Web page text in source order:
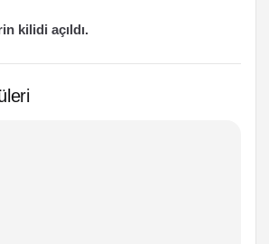
kilidi açıldı.